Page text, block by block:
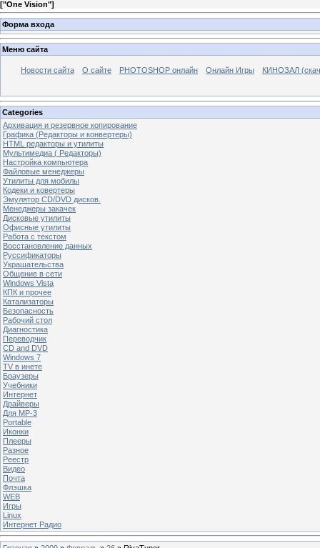
["One Vision"]
Форма входа
Меню сайта
Новости сайта О сайте PHOTOSHOP онлайн Онлайн Игры КИНОЗАЛ
Categories
Архивация и резервное копирование
Графика (Редакторы и конвертеры)
HTML редакторы и утилиты
Мультимедиа ( Редакторы)
Настройка компьютера
Файловые менеджеры
Утилиты для мобилы
Кодеки и ковертеры
Эмулятор CD/DVD дисков.
Менеджеры закачек
Дисковые утилиты
Офисные утилиты
Работа с текстом
Восстановление данных
Руссификаторы
Украшательства
Общение в сети
Windows Vista
КПК и прочее
Катализаторы
Безопасность
Рабочий стол
Диагностика
Переводчик
CD and DVD
Windows 7
TV в инете
Браузеры
Учебники
Интернет
Драйверы
Для MP-3
Portable
Иконки
Плееры
Разное
Реестр
Видео
Почта
Флэшка
WEB
Игры
Linux
Интернет Радио